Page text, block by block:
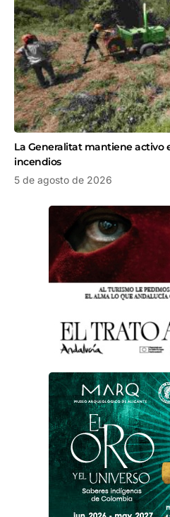
La Generalitat mantiene activo
incendios
5 de agosto de 2026